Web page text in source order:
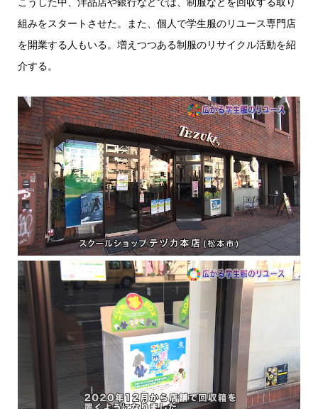
組みをスタートさせた。また、個人で学生服のリユース専門店
を開業する人もいる。増えつつある制服のリサイクル活動を紹
介する。